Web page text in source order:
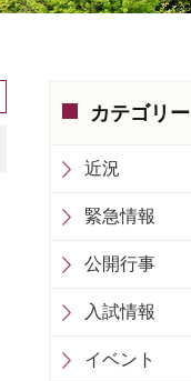
カテゴリー
近況
緊急情報
公開行事
入試情報
イベント